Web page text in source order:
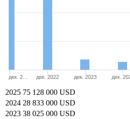
дек. 2… дек. 2022 дек. 2023 дек.
2025 75 128 000 USD
2024 28 833 000 USD
2023 38 025 000 USD